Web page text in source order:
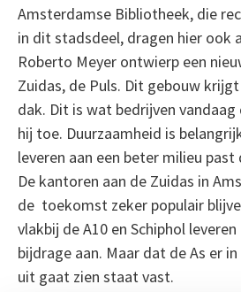
Amsterdamse Bibliotheek, die
in dit stadsdeel, dragen hier ook
Roberto Meyer ontwierp een
Zuidas, de Puls. Dit gebouw
dak. Dit is wat bedrijven
hij toe. Duurzaamheid is
leveren aan een beter milieu
De kantoren aan de Zuidas in
de toekomst zeker populair
vlakbij de A10 en Schiphol
bijdrage aan. Maar dat de As er
uit gaat zien staat vast.